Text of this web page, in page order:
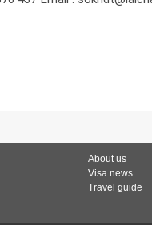
About us
Visa news
Travel guide